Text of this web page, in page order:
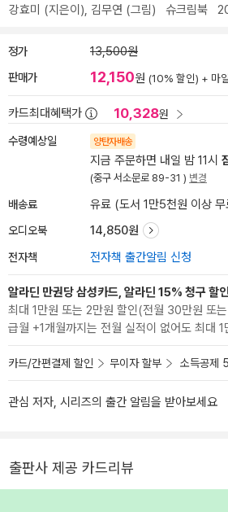
강효미
(지은이), 김무연 (그림) 슈크림북
정가 13,500원
판매가 12,150원 (10% 할인) + 마
카드최대혜택가 10,328원
수령예상일 양탄자배송
지금 주문하면 내일 밤 11시
(중구 서소문로 89-31 ) 변경
배송료 유료 (도서 1만5천원 이상 무
오디오북 14,850원
전자책 전자책 출간알림 신청
알라딘 만권당 삼성카드, 알라딘 15% 청구 할
최대 1만원 또는 2만원 할인(전월 30만원 또
급월 +1개월까지는 전월 실적이 없어도 최대
카드/간편결제 할인 무이자 할부 소득공제
관심 저자, 시리즈의 출간 알림을 받아보세요
출판사 제공 카드리뷰